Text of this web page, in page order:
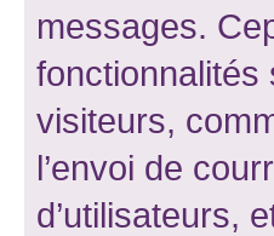
messages.
fonctionnalités
visiteurs,
l’envoi de
d’utilisateurs,